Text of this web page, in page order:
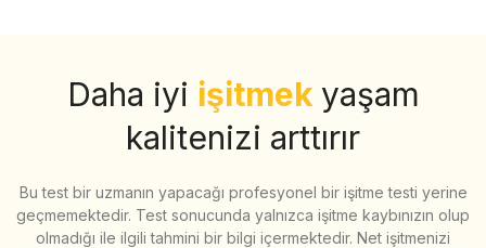
Daha iyi işitmek yaşam
kalitenizi arttırır
Bu test bir uzmanın yapacağı profesyonel bir işitme testi yerine
geçmemektedir. Test sonucunda yalnızca işitme kaybınızın olup
olmadığı ile ilgili tahmini bir bilgi içermektedir. Net işitmenizi